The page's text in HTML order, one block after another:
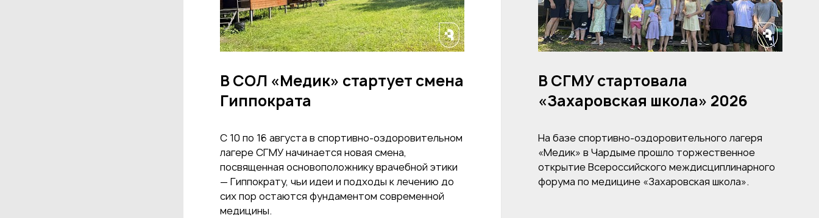
В СОЛ «Медик» стартует смена
Гиппократа
С 10 по 16 августа в спортивно-оздоровительном
лагере СГМУ начинается новая смена,
посвященная основоположнику врачебной этики
— Гиппократу, чьи идеи и подходы к лечению до
сих пор остаются фундаментом современной
медицины.
В СГМУ стартовала
«Захаровская школа» 2026
На базе спортивно-оздоровительного лагеря
«Медик» в Чардыме прошло торжественное
открытие Всероссийского междисциплинарного
форума по медицине «Захаровская школа».